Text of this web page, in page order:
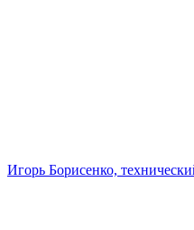
Игорь Борисенко,